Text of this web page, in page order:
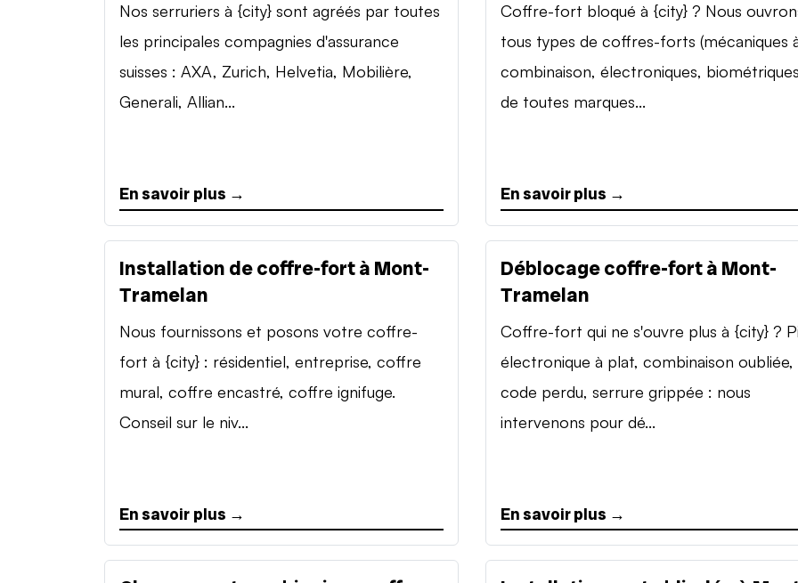
Nos serruriers à {city} sont agréés par toutes
les principales compagnies d'assurance
suisses : AXA, Zurich, Helvetia, Mobilière,
Generali, Allian...
En savoir plus →
Coffre-fort bloqué à {city} ? Nous
tous types de coffres-forts (mécaniques
combinaison, électroniques,
de toutes marques...
En savoir plus →
Installation de coffre-fort à Mont-
Tramelan
Nous fournissons et posons votre coffre-
fort à {city} : résidentiel, entreprise, coffre
mural, coffre encastré, coffre ignifuge.
Conseil sur le niv...
En savoir plus →
Déblocage coffre-fort à Mont-
Tramelan
Coffre-fort qui ne s'ouvre plus à {city} ?
électronique à plat, combinaison oubliée,
code perdu, serrure grippée : nous
intervenons pour dé...
En savoir plus →